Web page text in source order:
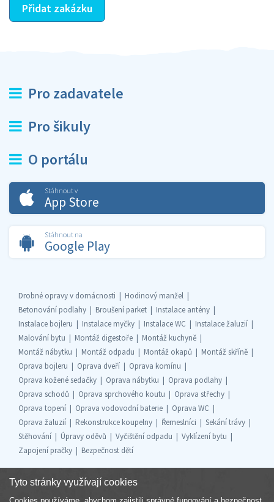
Přidat zakázku
Pro zadavatele
Pro šikuly
O portálu
Stáhnout v
App Store
Stáhnout na
Google Play
Drobné opravy v domácnosti
Hodinový manžel
Betonování podlahy
Broušení parket
Instalace antény
Instalace bojleru
Instalace myčky Instalace WC
Instalace žaluzií
Malování bytu
Montáž digestoře
Montáž kuchyně
Montáž nábytku
Montáž odpadu Montáž okapů
Montáž skříně
Oprava bojleru
Oprava dveří
Oprava komínu
Oprava kožené sedačky
Oprava nábytku
Oprava podlahy
Oprava schodů
Oprava sprchového koutu
Oprava střechy
Oprava topení
Oprava vodovodní baterie
Oprava WC
Oprava žaluzií
Rekonstrukce koupelny Řemeslníci
Sekání trávy
Stěhování
Úpravy oděvů Vyčištění odpadu
Vyklízení bytu
Zapojení pračky
Bezpečnost dětí
Tyto stránky využívají cookies